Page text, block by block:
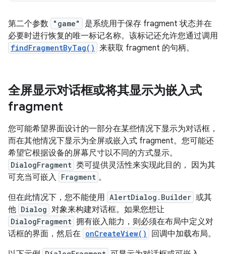
第二个参数 "game"
是系统用于保存 fragment 状态并在
必要时进行恢复的唯一标记名称。该标记还允许您通过调用
findFragmentByTag() 来获取 fragment 的句柄。
全屏显示对话框或将其显示为嵌入式
fragment
您可能希望界面设计的一部分在某些情况下显示为对话框，
而在其他情况下显示为全屏或嵌入式 fragment。您可能还
希望它根据设备的屏幕尺寸以不同的方式显示。
DialogFragment 类可提供灵活性来实现此目的， 因为其
可充当可嵌入
Fragment 。
但在此情况下，您不能使用 AlertDialog.Builder 或其
他 Dialog 对象来构建对话框。如果您想让
DialogFragment 拥有嵌入能力，则必须在布局中定义对
话框的界面，然后在 onCreateView()
回调中加载布局。